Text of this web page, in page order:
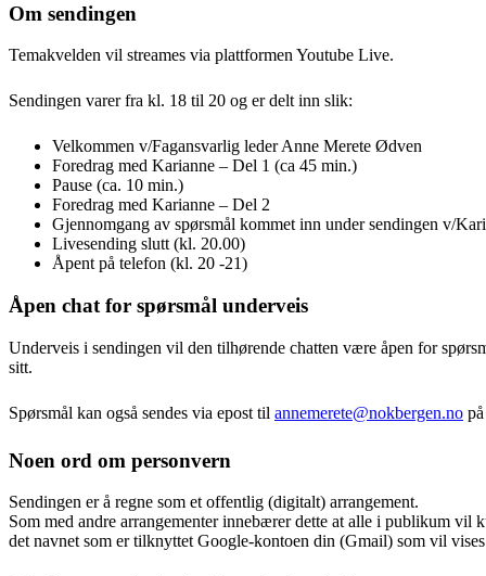
Om sendingen
Temakvelden vil streames via plattformen Youtube Live.
Sendingen varer fra kl. 18 til 20 og er delt inn slik:
Velkommen v/Fagansvarlig leder Anne Merete Ødven
Foredrag med Karianne – Del 1 (ca 45 min.)
Pause (ca. 10 min.)
Foredrag med Karianne – Del 2
Gjennomgang av spørsmål kommet inn under sendingen v/
Livesending slutt (kl. 20.00)
Åpent på telefon (kl. 20 -21)
Åpen chat for spørsmål underveis
Underveis i sendingen vil den tilhørende chatten være åpen for
sitt.
Spørsmål kan også sendes via epost til annemerete@nokbergen.no
Noen ord om personvern
Sendingen er å regne som et offentlig (digitalt) arrangement.
Som med andre arrangementer innebærer dette at alle i publikum vil
det navnet som er tilknyttet Google-kontoen din (Gmail) som vil